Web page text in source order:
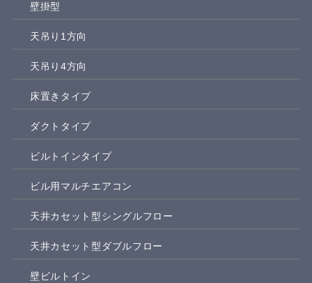
壁掛型
天吊り1方向
天吊り4方向
床置きタイプ
ダクトタイプ
ビルトインタイプ
ビル用マルチエアコン
天井カセット型シングルフロー
天井カセット型ダブルフロー
壁ビルトイン